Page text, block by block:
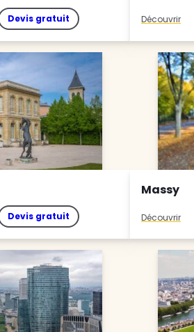
Devis gratuit Découvrir
Devis gratuit
Massy
Découvrir